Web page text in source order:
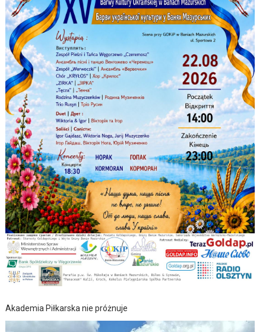
Akademia Piłkarska nie próżnuje